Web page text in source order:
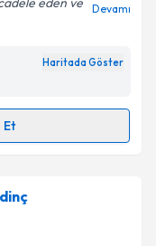
Aydınlatma
Devamı
Haritada Göster
Et
talebi
almanız için bir
bilgilendireceğiz.